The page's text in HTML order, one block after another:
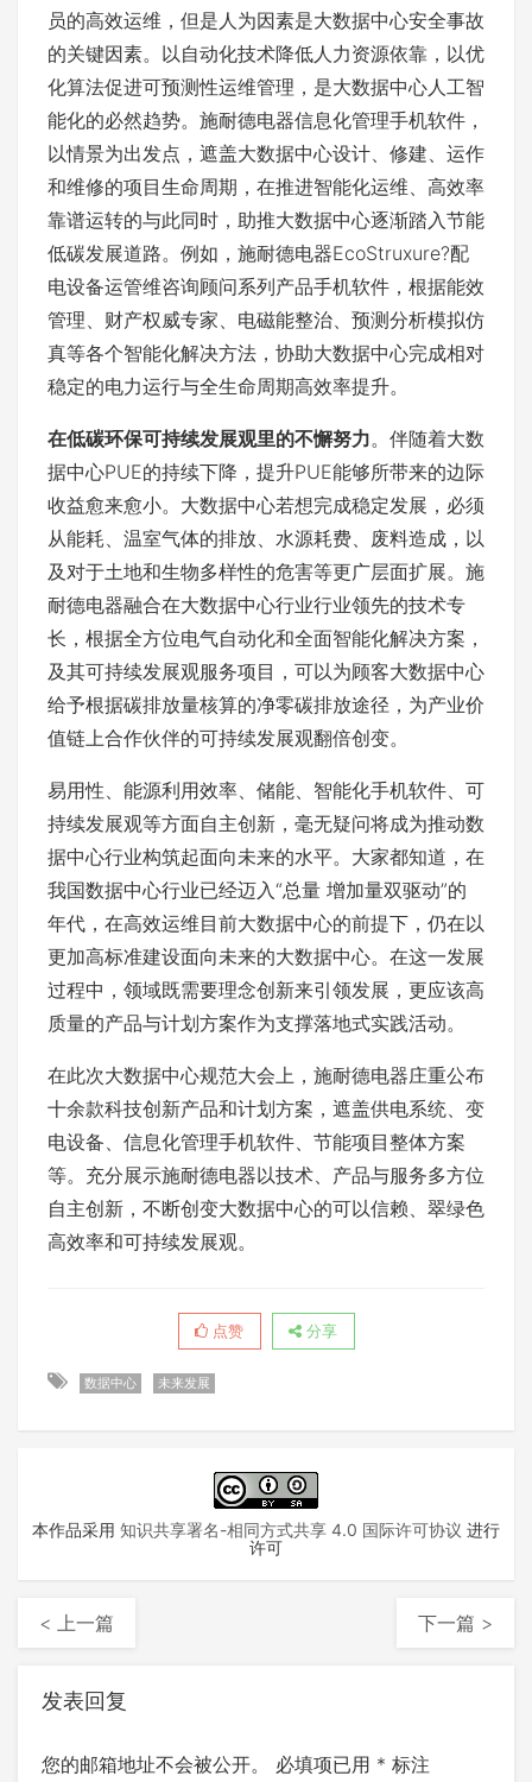
员的高效运维，但是人为因素是大数据中心安全事故
的关键因素。以自动化技术降低人力资源依靠，以优
化算法促进可预测性运维管理，是大数据中心人工智
能化的必然趋势。施耐德电器信息化管理手机软件，
以情景为出发点，遮盖大数据中心设计、修建、运作
和维修的项目生命周期，在推进智能化运维、高效率
靠谱运转的与此同时，助推大数据中心逐渐踏入节能
低碳发展道路。例如，施耐德电器EcoStruxure?配
电设备运管维咨询顾问系列产品手机软件，根据能效
管理、财产权威专家、电磁能整治、预测分析模拟仿
真等各个智能化解决方法，协助大数据中心完成相对
稳定的电力运行与全生命周期高效率提升。
在低碳环保可持续发展观里的不懈努力。伴随着大数
据中心PUE的持续下降，提升PUE能够所带来的边际
收益愈来愈小。大数据中心若想完成稳定发展，必须
从能耗、温室气体的排放、水源耗费、废料造成，以
及对于土地和生物多样性的危害等更广层面扩展。施
耐德电器融合在大数据中心行业行业领先的技术专
长，根据全方位电气自动化和全面智能化解决方案，
及其可持续发展观服务项目，可以为顾客大数据中心
给予根据碳排放量核算的净零碳排放途径，为产业价
值链上合作伙伴的可持续发展观翻倍创变。
易用性、能源利用效率、储能、智能化手机软件、可
持续发展观等方面自主创新，毫无疑问将成为推动数
据中心行业构筑起面向未来的水平。大家都知道，在
我国数据中心行业已经迈入“总量 增加量双驱动”的
年代，在高效运维目前大数据中心的前提下，仍在以
更加高标准建设面向未来的大数据中心。在这一发展
过程中，领域既需要理念创新来引领发展，更应该高
质量的产品与计划方案作为支撑落地式实践活动。
在此次大数据中心规范大会上，施耐德电器庄重公布
十余款科技创新产品和计划方案，遮盖供电系统、变
电设备、信息化管理手机软件、节能项目整体方案
等。充分展示施耐德电器以技术、产品与服务多方位
自主创新，不断创变大数据中心的可以信赖、翠绿色
高效率和可持续发展观。
点赞 分享
数据中心 未来发展
本作品采用 知识共享署名-相同方式共享 4.0 国际许可协议 进行
许可
< 上一篇 下一篇 >
发表回复
您的邮箱地址不会被公开。 必填项已用 * 标注